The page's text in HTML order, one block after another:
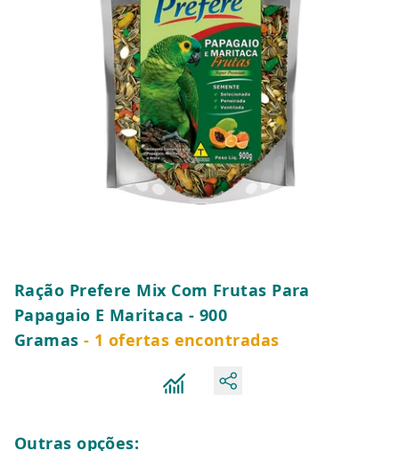
Ração Prefere Mix Com Frutas Para
Papagaio E Maritaca - 900
Gramas - 1 ofertas encontradas
Outras opções: